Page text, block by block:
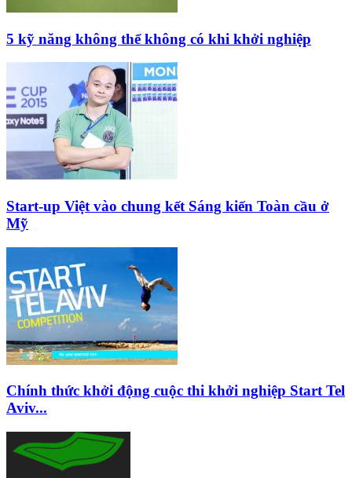
5 kỹ năng không thể không có khi khởi nghiệp
Start-up Việt vào chung kết Sáng kiến Toàn cầu ở
Mỹ
Chính thức khởi động cuộc thi khởi nghiệp Start Tel
Aviv...